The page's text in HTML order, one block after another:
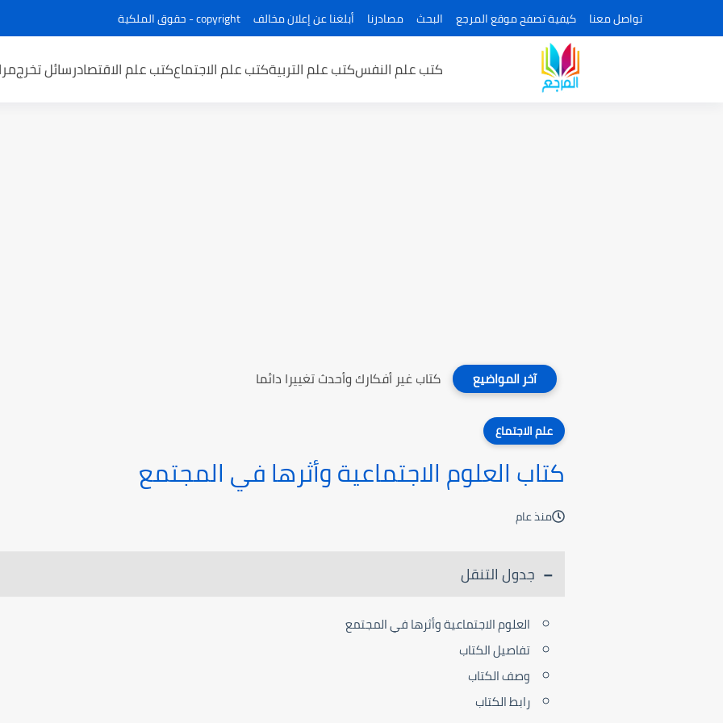
تواصل معنا كيفية تصفح موقع المرجع البحث مصادرنا أبلغنا عن إعلان مخالف copyright - حقوق الملكية
كتب علم النفسكتب علم التربيةكتب علم الاجتماعكتب علم الاقتصادرسائل تخرج
آخر المواضيع كتاب غير أفكارك وأحدث تغييرا دائما
علم الاجتماع
كتاب العلوم الاجتماعية وأثرها في المجتمع
منذ عام
جدول التنقل
العلوم الاجتماعية وأثرها في المجتمع
تفاصيل الكتاب
وصف الكتاب
رابط الكتاب